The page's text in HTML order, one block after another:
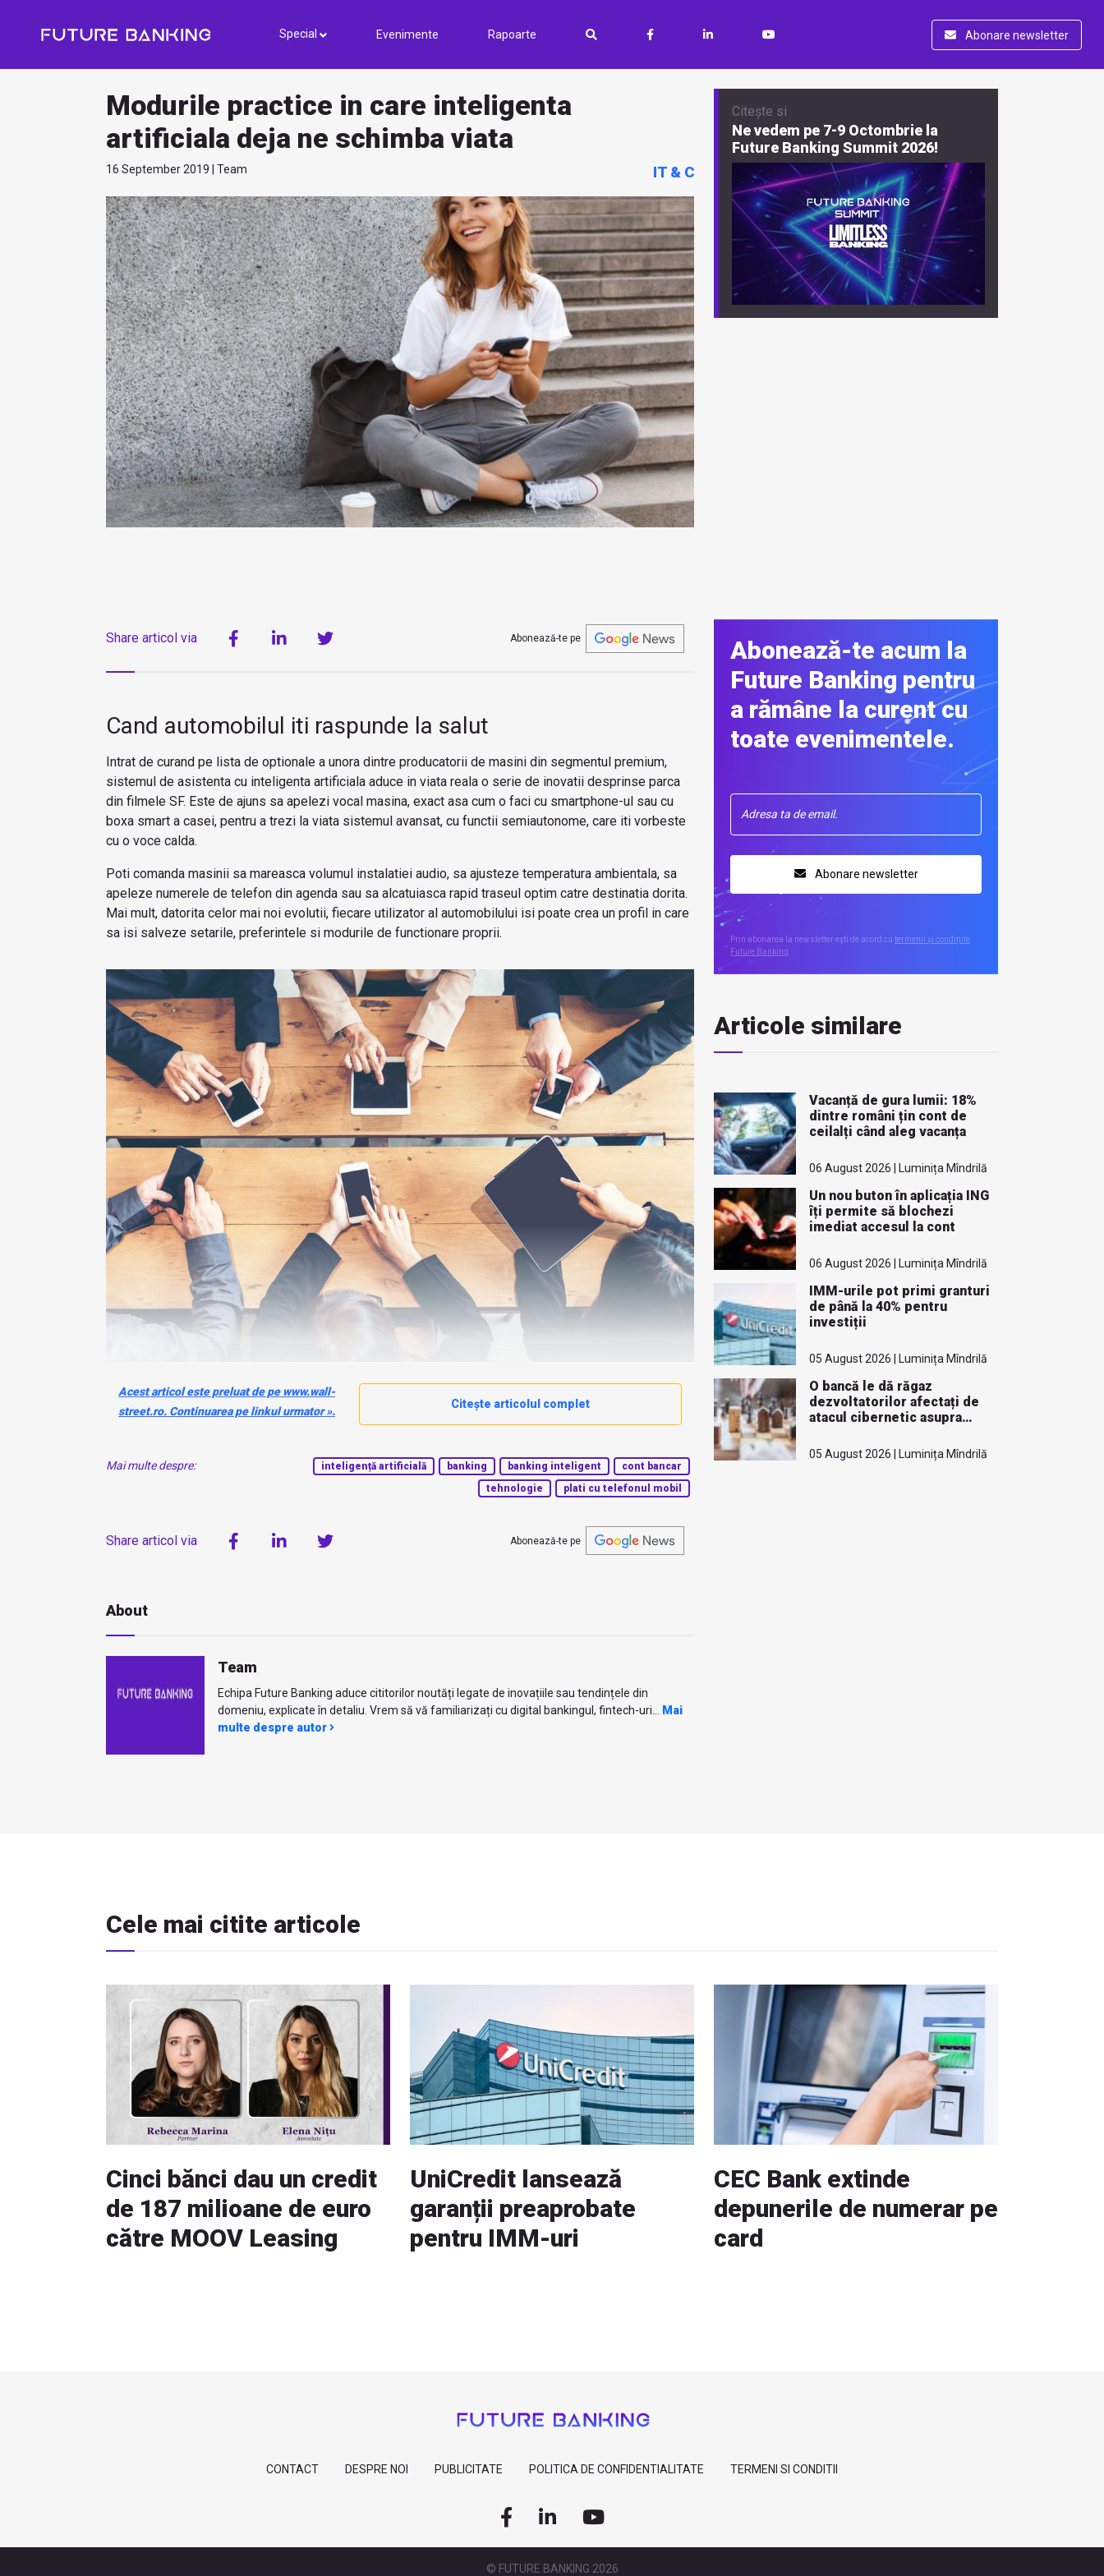
Special Evenimente Rapoarte Abonare newsletter
Modurile practice in care inteligenta
artificiala deja ne schimba viata
16 September 2019 | Team IT & C
Citește si
Ne vedem pe 7-9 Octombrie la
Future Banking Summit 2026!
Share articol via Abonează-te pe
Cand automobilul iti raspunde la salut
Intrat de curand pe lista de optionale a unora dintre producatorii de masini din segmentul premium,
sistemul de asistenta cu inteligenta artificiala aduce in viata reala o serie de inovatii desprinse parca
din filmele SF. Este de ajuns sa apelezi vocal masina, exact asa cum o faci cu smartphone-ul sau cu
boxa smart a casei, pentru a trezi la viata sistemul avansat, cu functii semiautonome, care iti vorbeste
cu o voce calda.
Poti comanda masinii sa mareasca volumul instalatiei audio, sa ajusteze temperatura ambientala, sa
apeleze numerele de telefon din agenda sau sa alcatuiasca rapid traseul optim catre destinatia dorita.
Mai mult, datorita celor mai noi evolutii, fiecare utilizator al automobilului isi poate crea un profil in care
sa isi salveze setarile, preferintele si modurile de functionare proprii.
Acest articol este preluat de pe www.wall-
street.ro. Continuarea pe linkul urmator ».
Citește articolul complet
Mai multe despre: inteligență artificială banking banking inteligent
cont bancar
tehnologie
plati cu telefonul mobil
Share articol via Abonează-te pe
About
Team
Echipa Future Banking aduce cititorilor noutăți legate de inovațiile sau tendințele din
domeniu, explicate în detaliu. Vrem să vă familiarizați cu digital bankingul, fintech-uri...
Mai
multe despre autor
Abonează-te acum la
Future Banking pentru
a rămâne la curent cu
toate evenimentele.
Abonare newsletter
Prin abonarea la newsletter ești de acord cu termenii și condițiile
Future Banking
Articole similare
Vacanță de gura lumii: 18%
dintre români țin cont de
ceilalți când aleg vacanța
06 August 2026 | Luminița Mîndrilă
Un nou buton în aplicația ING
îți permite să blochezi
imediat accesul la cont
06 August 2026 | Luminița Mîndrilă
IMM-urile pot primi granturi
de până la 40% pentru
investiții
05 August 2026 | Luminița Mîndrilă
O bancă le dă răgaz
dezvoltatorilor afectați de
atacul cibernetic asupra
05 August 2026 | Luminița Mîndrilă
Cele mai citite articole
Cinci bănci dau un credit
de 187 milioane de euro
către MOOV Leasing
UniCredit lansează
garanții preaprobate
pentru IMM-uri
CEC Bank extinde
depunerile de numerar pe
card
CONTACT DESPRE NOI PUBLICITATE POLITICA DE CONFIDENTIALITATE TERMENI SI CONDITII
© FUTURE BANKING 2026